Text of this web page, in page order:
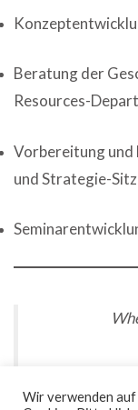
Beratung der
Resources-
Vorbereitung
und Strategie-
Wir verwenden